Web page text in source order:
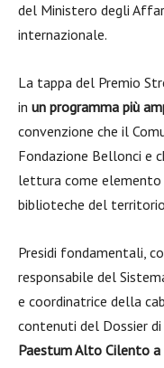
del Ministero degli
internazionale.
La tappa del Premio
in un programma più
convenzione che il
Fondazione Bellonci e
lettura come
biblioteche del
Presidi fondamentali,
responsabile del
e coordinatrice della
contenuti del Dossier di
Paestum Alto Cilento